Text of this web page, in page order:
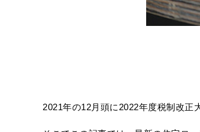
2021年の12月頭に2022年度税制改正